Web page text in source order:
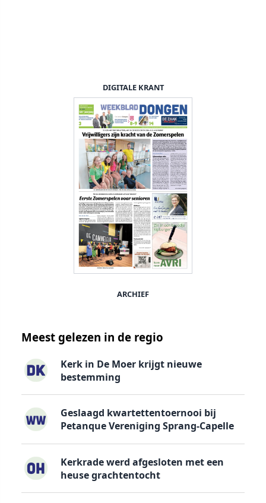
DIGITALE KRANT
ARCHIEF
Meest gelezen in de regio
Kerk in De Moer krijgt nieuwe
bestemming
Geslaagd kwartettentoernooi bij
Petanque Vereniging Sprang-Capelle
Kerkrade werd afgesloten met een
heuse grachtentocht